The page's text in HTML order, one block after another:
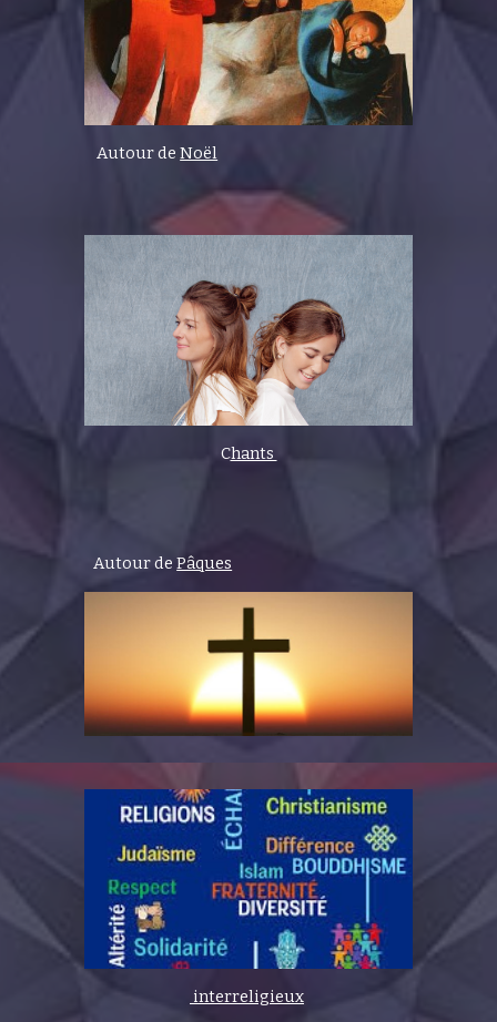
Autour deNoël
Chants
Autour dePâques
interreligieux